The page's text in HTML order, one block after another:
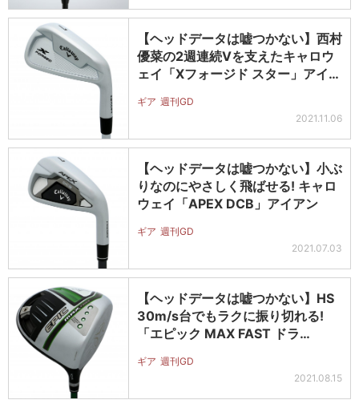
【ヘッドデータは嘘つかない】西村
優菜の2週連続Vを支えたキャロウ
ェイ「Xフォージド スター」アイア
ギア 週刊GD
2021.11.06
【ヘッドデータは嘘つかない】小ぶ
りなのにやさしく飛ばせる! キャロ
ウェイ「APEX DCB」アイアン
ギア 週刊GD
2021.07.03
【ヘッドデータは嘘つかない】HS
30m/s台でもラクに振り切れる!
「エピック MAX FAST ドラ…
ギア 週刊GD
2021.08.15